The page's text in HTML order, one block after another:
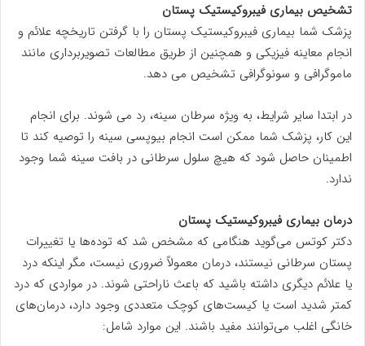
تشخیص بیماری فیبروکیستیک پستان
پزشک شما بیماری فیبروکیستیک پستان را با گرفتن تاریخچه علائم و
انجام معاینه فیزیکی و همچنین از طریق مطالعات تصویربرداری مانند
ماموگرافی و سونوگرافی تشخیص می دهد.
در ابتدا سایر شرایط، به ویژه سرطان سینه، رد می شوند. برای انجام
این کار، پزشک شما ممکن است انجام بیوپسی سینه را توصیه کند تا
اطمینان حاصل شود که هیچ سلول سرطانی در بافت سینه شما وجود
ندارد.
درمان بیماری فیبروکیستیک پستان
دکتر کوتس می‌گوید هنگامی که مشخص شد که توده‌ها یا تغییرات
پستان سرطانی نیستند، درمان معمولاً ضروری نیست، مگر اینکه درد
یا علائم دیگری داشته باشید که باعث ناراحتی شوند. در مواردی که درد
کمتر شدید است یا کیست‌های کوچک متعددی وجود دارد، درمان‌های
خانگی اغلب می‌توانند مفید باشند. این موارد شامل: